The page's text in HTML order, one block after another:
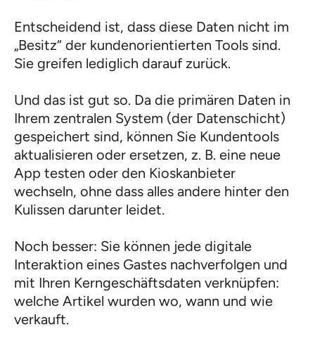
Entscheidend ist, dass diese Daten nicht im
„Besitz“ der kundenorientierten Tools sind.
Sie greifen lediglich darauf zurück.
Und das ist gut so. Da die primären Daten in
Ihrem zentralen System (der Datenschicht)
gespeichert sind, können Sie Kundentools
aktualisieren oder ersetzen, z. B. eine neue
App testen oder den Kioskanbieter
wechseln, ohne dass alles andere hinter den
Kulissen darunter leidet.
Noch besser: Sie können jede digitale
Interaktion eines Gastes nachverfolgen und
mit Ihren Kerngeschäftsdaten verknüpfen:
welche Artikel wurden wo, wann und wie
verkauft.